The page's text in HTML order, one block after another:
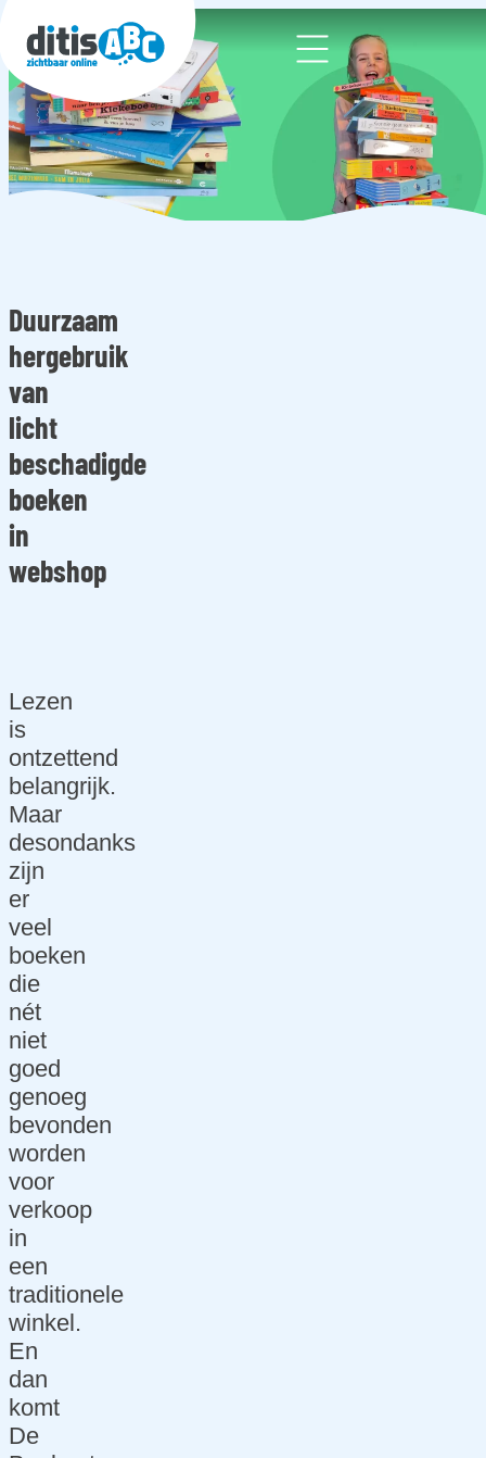
Web
We
bsh
op
Wor
dPr
ess
we
bsit
we
bsit
diti
s.F
ON
DSE
N
We
bsit
sca
Marketing
Ons
ma
rke
ting
ver
haa
SEO
Mar
keti
Duurzaam
hergebruik
van
licht
beschadigde
boeken
in
webshop
Lezen
is
ontzettend
belangrijk.
Maar
desondanks
zijn
er
veel
boeken
die
nét
niet
goed
genoeg
bevonden
worden
voor
verkoop
in
een
traditionele
winkel.
En
dan
komt
De